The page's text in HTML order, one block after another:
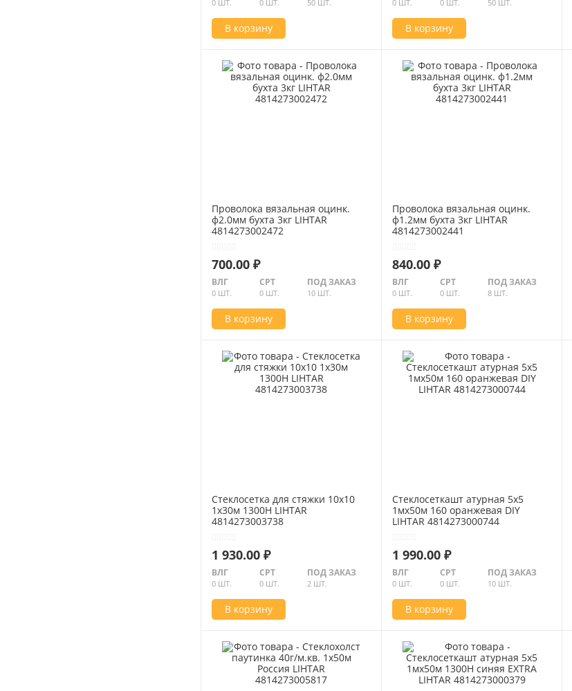
0 ШТ. 0 ШТ. 50 ШТ.
В корзину
0 ШТ. 0 ШТ. 50 ШТ.
В корзину
Проволока вязальная оцинк.
ф2.0мм бухта 3кг LIHTAR
4814273002472
700.00 ₽
ВЛГ
0 ШТ.
СРТ
0 ШТ.
ПОД ЗАКАЗ
10 ШТ.
В корзину
Проволока вязальная оцинк.
ф1.2мм бухта 3кг LIHTAR
4814273002441
840.00 ₽
ВЛГ
0 ШТ.
СРТ
0 ШТ.
ПОД ЗАКАЗ
8 ШТ.
В корзину
Стеклосетка для стяжки 10х10
1х30м 1300Н LIHTAR
4814273003738
1 930.00 ₽
ВЛГ
0 ШТ.
СРТ
0 ШТ.
ПОД ЗАКАЗ
2 ШТ.
В корзину
Стеклосеткашт атурная 5х5
1мх50м 160 оранжевая DIY
LIHTAR 4814273000744
1 990.00 ₽
ВЛГ
0 ШТ.
СРТ
0 ШТ.
ПОД ЗАКАЗ
10 ШТ.
В корзину